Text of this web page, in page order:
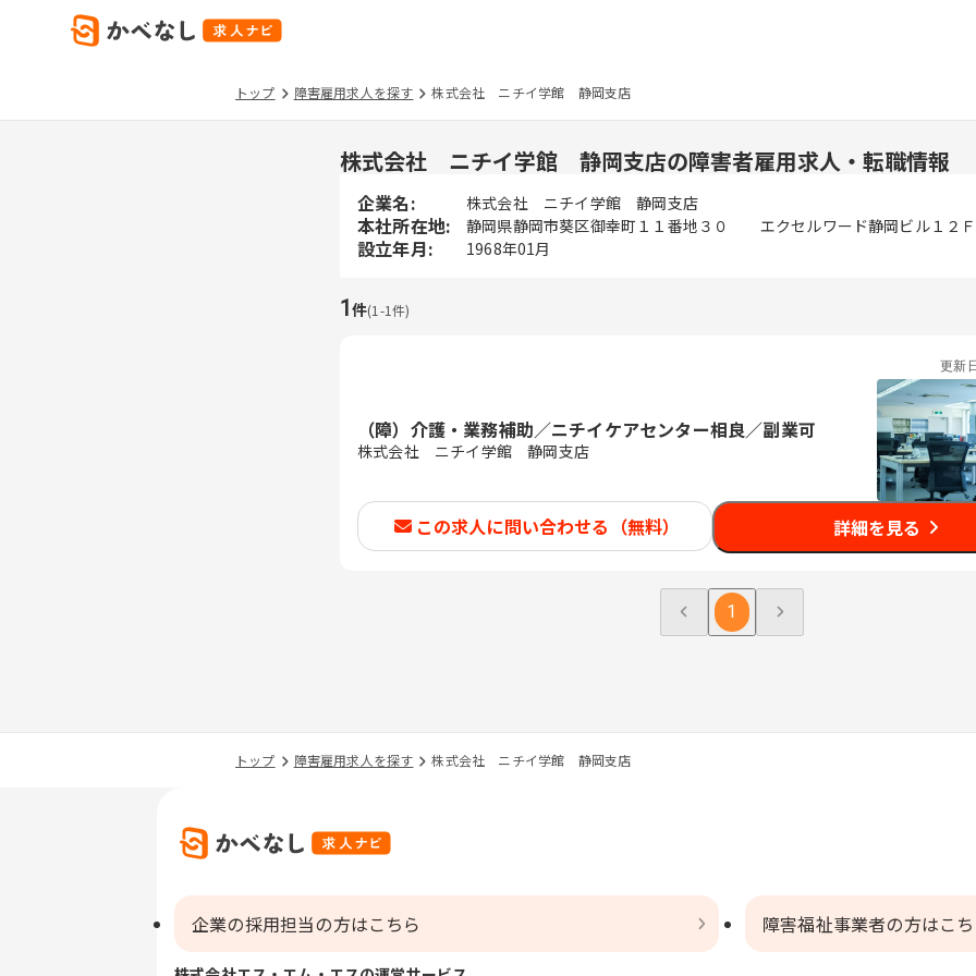
トップ 障害雇用求人を探す 株式会社 ニチイ学館 静岡支店
株式会社 ニチイ学館 静岡支店の障害者雇用求人・転職情報
企業名: 株式会社 ニチイ学館 静岡支店
本社所在地: 静岡県静岡市葵区御幸町１１番地３０ エクセルワード静岡ビル１２Ｆ
設立年月: 1968年01月
1 件(1 -1件)
更新
（障）介護・業務補助／ニチイケアセンター相良／副業可
株式会社 ニチイ学館 静岡支店
この求人に問い合わせる（無料） 詳細を見る
1
トップ 障害雇用求人を探す 株式会社 ニチイ学館 静岡支店
企業の採用担当の方はこちら 障害福祉事業者の方はこ